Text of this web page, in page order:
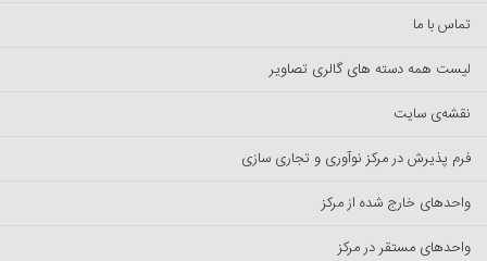
تماس با ما
لیست همه دسته های گالری تصاویر
نقشه‌ی سایت
فرم پذیرش در مرکز نوآوری و تجاری سازی
واحدهای خارج شده از مرکز
واحدهای مستقر در مرکز